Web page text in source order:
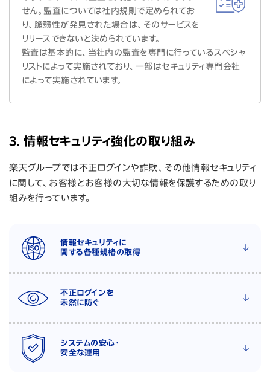
せん。監査については社内規則で定められてお
り、脆弱性が発見された場合は、そのサービスを
リリースできないと決められています。
監査は基本的に、当社内の監査を専門に行っているスペシャ
リストによって実施されており、一部はセキュリティ専門会社
によって実施されています。
3. 情報セキュリティ強化の取り組み
楽天グループでは不正ログインや詐欺、その他情報セキュリティ
に関して、お客様とお客様の大切な情報を保護するための取り
組みを行っています。
情報セキュリティに
関する各種規格の取得
不正ログインを
未然に防ぐ
システムの安心・
安全な運用